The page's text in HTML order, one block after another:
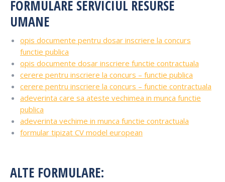
FORMULARE SERVICIUL RESURSE
UMANE
opis documente pentru dosar inscriere la concurs
functie publica
opis documente dosar inscriere functie contractuala
cerere pentru inscriere la concurs – functie publica
cerere pentru inscriere la concurs – functie contractuala
adeverinta care sa ateste vechimea in munca functie
publica
adeverinta vechime in munca functie contractuala
formular tipizat CV model european
ALTE FORMULARE: